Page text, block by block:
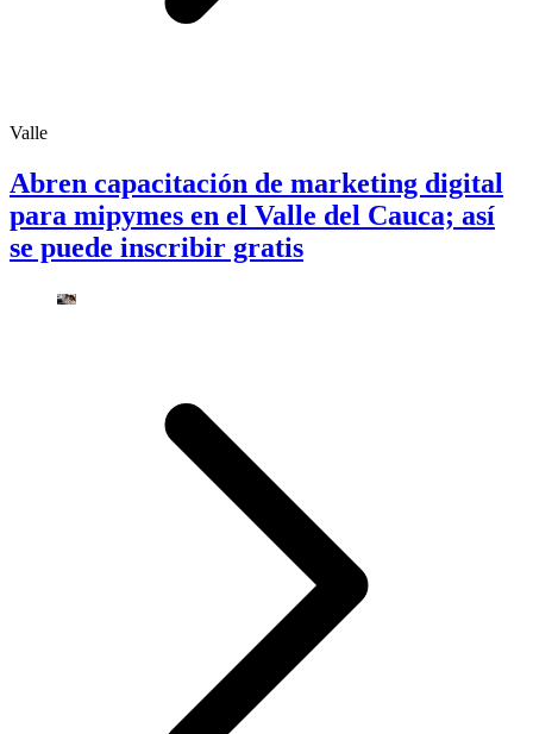
Valle
Abren capacitación de marketing digital
para mipymes en el Valle del Cauca; así
se puede inscribir gratis